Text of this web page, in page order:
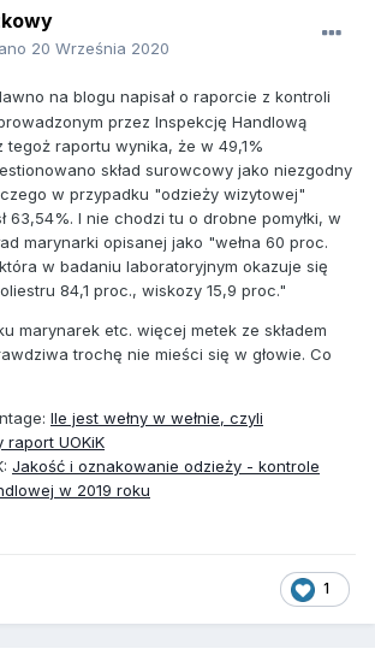
20 Września 2020
na blogu napisał o raporcie z kontroli
przez Inspekcję Handlową
tegoż raportu wynika, że w 49,1%
skład surowcowy jako niezgodny
w przypadku "odzieży wizytowej"
63,54%. I nie chodzi tu o drobne pomyłki, w
marynarki opisanej jako "wełna 60 proc.
w badaniu laboratoryjnym okazuje się
84,1 proc., wiskozy 15,9 proc."
marynarek etc. więcej metek ze składem
trochę nie mieści się w głowie. Co
Ile jest wełny w wełnie, czyli
raport UOKiK
Jakość i oznakowanie odzieży - kontrole
w 2019 roku
1